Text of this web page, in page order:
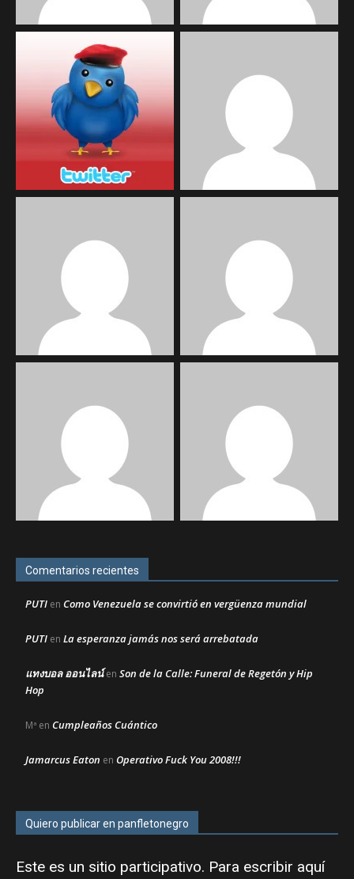
Comentarios recientes
PUTI en Como Venezuela se convirtió en vergüenza mundial
PUTI en La esperanza jamás nos será arrebatada
แทงบอล ออนไลน์en Son de la Calle: Funeral de Regetón y Hip
Hop
Mª en Cumpleaños Cuántico
Jamarcus Eaton en Operativo Fuck You 2008!!!
Quiero publicar en panfletonegro
Este es un sitio participativo. Para escribir aquí